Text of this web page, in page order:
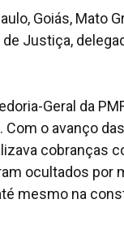
Goiás, Mato
Justiça,
Geral da
o avanço
cobranças
ocultados por
mesmo na